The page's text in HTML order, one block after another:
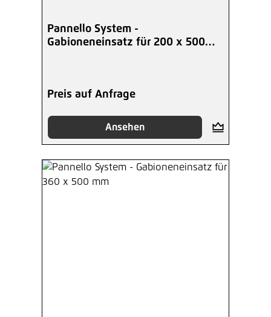
Pannello System -
Gabioneneinsatz für 200 x 500
Preis auf Anfrage
Ansehen